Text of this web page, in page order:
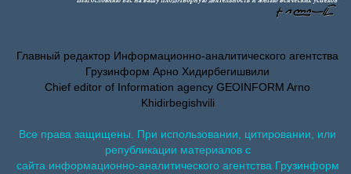
Главный редактор Информационно-аналитического агентства
Грузинформ Арно Хидирбегишвили
Chief editor of Information agency GEOINFORM Arno
Khidirbegishvili
Все права защищены. При использовании, цитировании, или
републикации материалов с
сайта информационно-аналитического агентства Грузинформ